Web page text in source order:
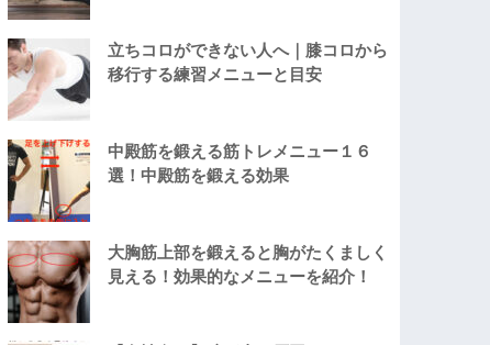
立ちコロができない人へ｜膝コロから
移行する練習メニューと目安
中殿筋を鍛える筋トレメニュー１６
選！中殿筋を鍛える効果
大胸筋上部を鍛えると胸がたくましく
見える！効果的なメニューを紹介！